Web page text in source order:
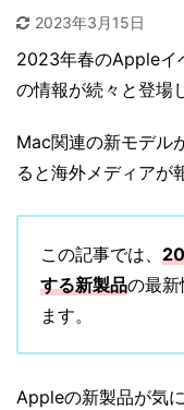
2023年3月15日
2023年春のAppleイ
の情報が続々と登場
Mac関連の新モデル
ると海外メディアが
この記事では、
する新製品の最新
ます。
Appleの新製品が気